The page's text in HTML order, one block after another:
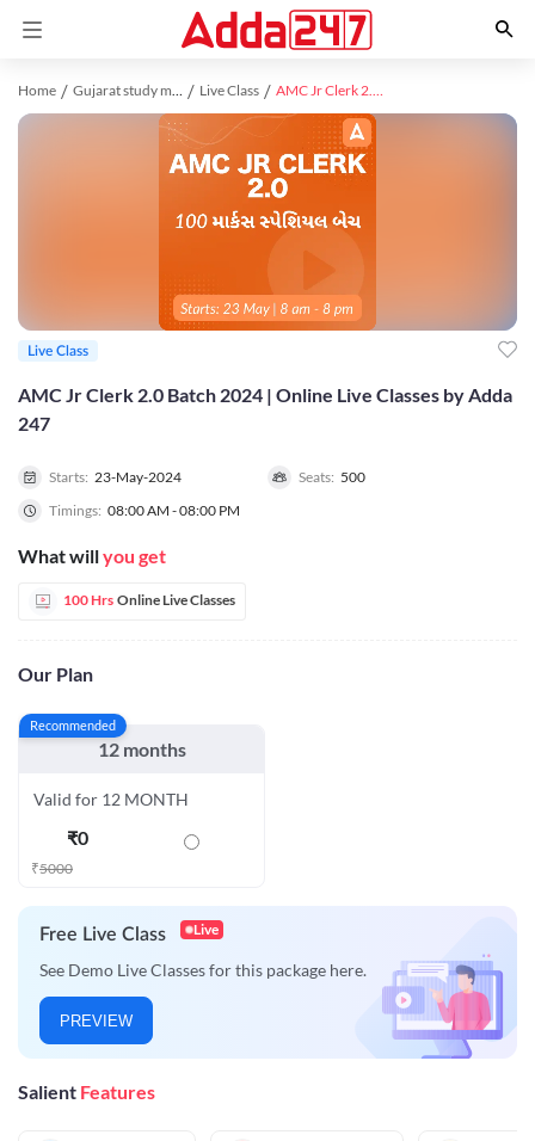
Home Gujarat study material Live Class AMC Jr Clerk 2.0 Batch 2024 | Online Live Classes by Adda 247
AMC Jr Clerk 2.0 Batch 2024 | Online Live Classes by Adda
247
Starts: 23-May-2024 Seats: 500
Timings: 08:00 AM - 08:00 PM
What willyou get
100 Hrs Online Live Classes
Our Plan
Recommended
12 months
Valid for 12 MONTH
₹0
₹5000
Free Live Class Live
See Demo Live Classes for this package here.
PREVIEW
Salient Features
Live Class